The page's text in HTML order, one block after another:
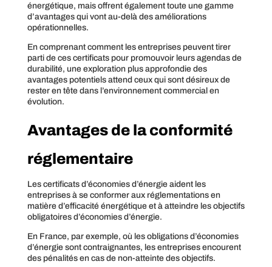
énergétique, mais offrent également toute une gamme
d’avantages qui vont au-delà des améliorations
opérationnelles.
En comprenant comment les entreprises peuvent tirer
parti de ces certificats pour promouvoir leurs agendas de
durabilité, une exploration plus approfondie des
avantages potentiels attend ceux qui sont désireux de
rester en tête dans l’environnement commercial en
évolution.
Avantages de la conformité
réglementaire
Les certificats d’économies d’énergie aident les
entreprises à se conformer aux réglementations en
matière d’efficacité énergétique et à atteindre les objectifs
obligatoires d’économies d’énergie.
En France, par exemple, où les obligations d’économies
d’énergie sont contraignantes, les entreprises encourent
des pénalités en cas de non-atteinte des objectifs.